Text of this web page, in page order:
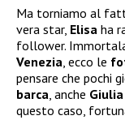
Ma torniamo al
vera star, Elisa ha
follower.
Venezia, ecco le
pensare che pochi
barca, anche
questo caso,